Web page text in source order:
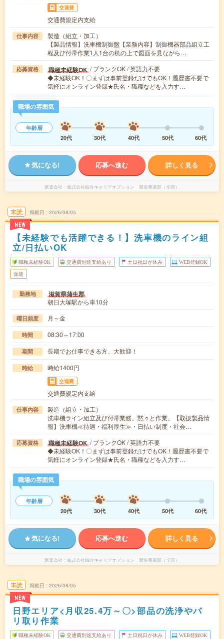
交通費
交通費規定内支給
仕事内容
製造（組立・加工）
【製品情報】洗車機制御盤【業務内容】制御機器部品組立工
程及び付帯作業1人1台の机の上で図面を見ながら…
応募資格 職種未経験OK / ブランクOK / 英語力不要
◆未経験OK！〇まずは事前登録だけでもOK！履歴書不要で
気軽にオンライン登録★氏名・職種などを入力す…
職場の雰囲気
年齢層
20代
30代 40代 50代 60代
気になる! 応募へ進む 詳しく見る
派遣会社 株式会社綜合キャリアオプション 製造事業部（全国）
未読
NEW
掲載日 2026/08/05
【未経験でも活躍できる！】洗車機のライン組
立/日払いOK
職種未経験OK 交通費別途支給あり 土日祝日が休み WEB登録OK
派遣
勤務地 滋賀県蒲生郡
朝日大塚駅から車10分
曜日頻度 月～金
時間 08:30～17:00
期間 長期でお仕事できる方、大歓迎！
時給 時給1400円
交通費
交通費規定内支給
仕事内容
製造（組立・加工）
洗車機ライン組立及び付帯業務。黙々と作業。【取扱製品情
報】洗車機≪待遇・福利厚生≫・日払い制度・社会…
応募資格 職種未経験OK / ブランクOK / 英語力不要
◆未経験OK！〇まずは事前登録だけでもOK！履歴書不要で
気軽にオンライン登録★氏名・職種などを入力す…
職場の雰囲気
年齢層
20代
30代 40代 50代 60代
気になる! 応募へ進む 詳しく見る
派遣会社 株式会社綜合キャリアオプション 製造事業部（全国）
未読
NEW
掲載日 2026/08/05
日野エリア<月収25.4万～〇>部品の洗浄やバ
リ取り作業
職種未経験OK 交通費別途支給あり 土日祝日が休み WEB登録OK